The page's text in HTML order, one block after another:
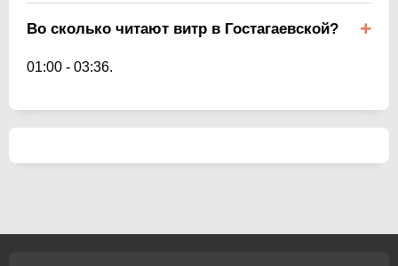
Во сколько читают витр в Гостагаевской?
01:00 - 03:36.